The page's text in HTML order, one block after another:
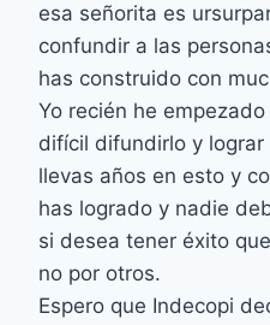
esa señorita es
confundir a las
has construido con
Yo recién he
difícil difundirlo y
llevas años en esto y
has logrado y nadie
si desea tener éxito
no por otros.
Espero que Indecopi